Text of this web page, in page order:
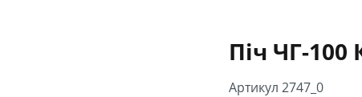
Піч ЧГ-100
Артикул 2747_0